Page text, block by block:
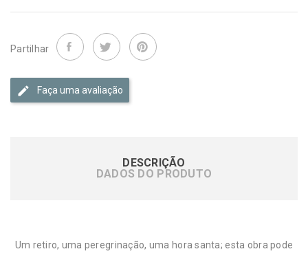
Partilhar
Faça uma avaliação
DESCRIÇÃO
DADOS DO PRODUTO
Um retiro, uma peregrinação, uma hora santa; esta obra pode